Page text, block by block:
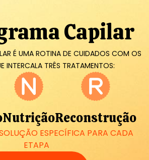
Capilar
É UMA ROTINA DE CUIDADOS COM OS
INTERCALA TRÊS TRATAMENTOS:
NutriçãoReconstrução
ESPECÍFICA PARA CADA
ETAPA